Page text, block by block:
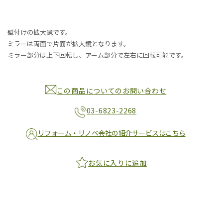
壁付けの拡大鏡です。
ミラーは両面で片面が拡大鏡となります。
ミラー部分は上下回転し、アーム部分で左右に回転可能です。
この商品についてのお問い合わせ
03-6823-2268
リフォーム・リノベ会社の紹介サービスはこちら
お気に入りに追加